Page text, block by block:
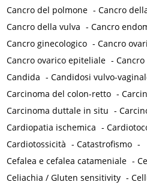
Cancro del polmone -Cancro
Cancro della vulva -Cancro
Cancro ginecologico -Cancro
Cancro ovarico epiteliale -
Candida -Candidosi vulvo-
Carcinoma del colon-retto -
Carcinoma duttale in situ -
Cardiopatia ischemica -
Cardiotossicità -Catastrofismo -
Cefalea e cefalea catameniale -
Celiachia / Gluten sensitivity -